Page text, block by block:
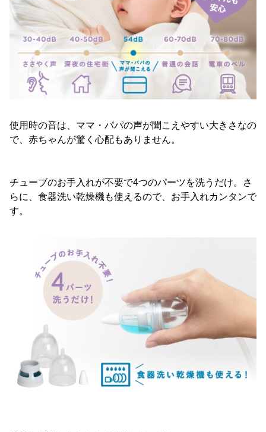
使用時の音は、ママ・パパの声が聞こえやすい大きさなの
で、赤ちゃんが驚く心配もありません。
チューブのお手入れが不要で4つのパーツを洗うだけ。さ
らに、食器洗い乾燥機も使えるので、お手入れカンタンで
す。